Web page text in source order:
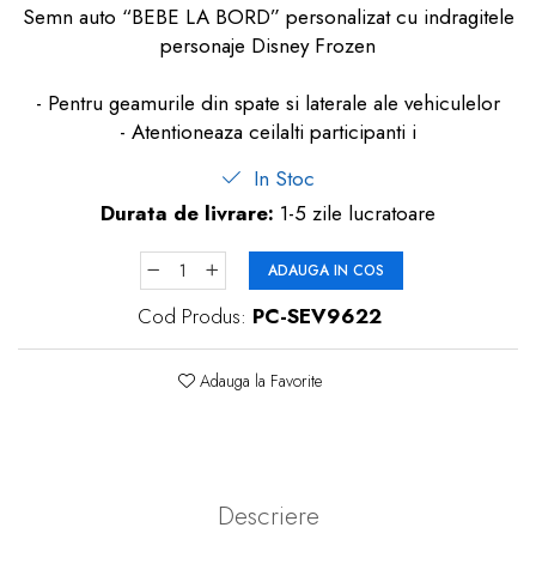
dopuri de urechi
Produse îngrijire copii
Igiena copii
Semn auto “BEBE LA BORD” personalizat cu indragitele
personaje Disney Frozen
- Pentru geamurile din spate si laterale ale vehiculelor
- Atentioneaza ceilalti participanti i
In Stoc
Durata de livrare: 1-5 zile lucratoare
ADAUGA IN COS
Cod Produs: PC-SEV9622
Adauga la Favorite
Descriere